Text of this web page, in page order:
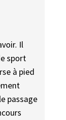
Il
sport
à pied
passage